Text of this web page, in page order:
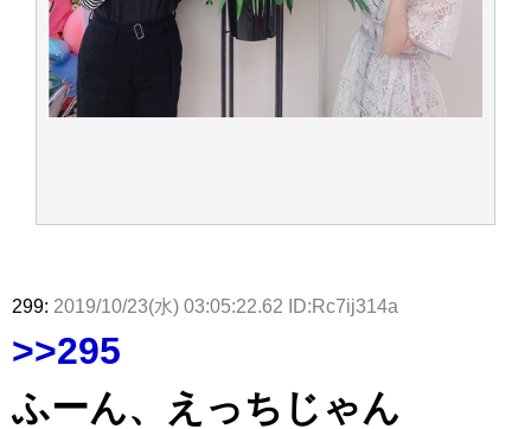
299: 2019/10/23(水) 03:05:22.62 ID:Rc7ij314a
>>295
ふーん、えっちじゃん